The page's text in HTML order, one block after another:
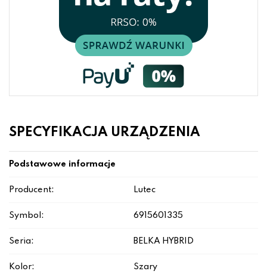
SPECYFIKACJA URZĄDZENIA
Podstawowe informacje
Producent: Lutec
Symbol: 6915601335
Seria: BELKA HYBRID
Kolor: Szary